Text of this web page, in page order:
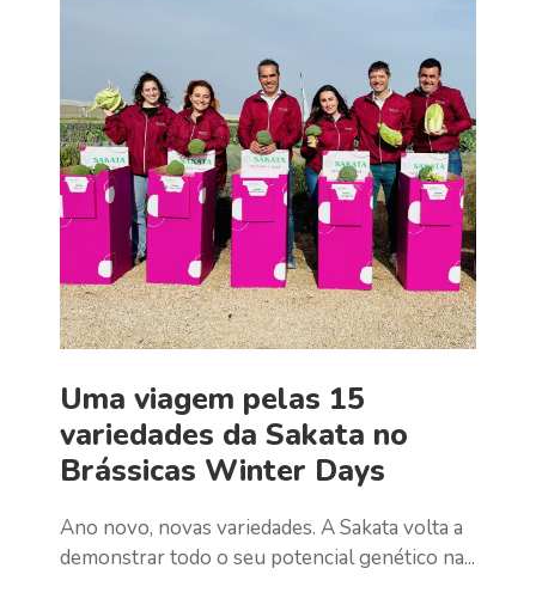
Uma viagem pelas 15
variedades da Sakata no
Brássicas Winter Days
Ano novo, novas variedades. A Sakata volta a
demonstrar todo o seu potencial genético na...